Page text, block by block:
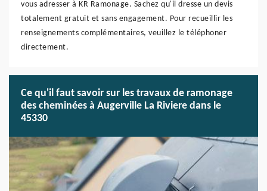
vous adresser à KR Ramonage. Sachez qu'il dresse un devis
totalement gratuit et sans engagement. Pour recueillir les
renseignements complémentaires, veuillez le téléphoner
directement.
Ce qu'il faut savoir sur les travaux de ramonage
des cheminées à Augerville La Riviere dans le
45330